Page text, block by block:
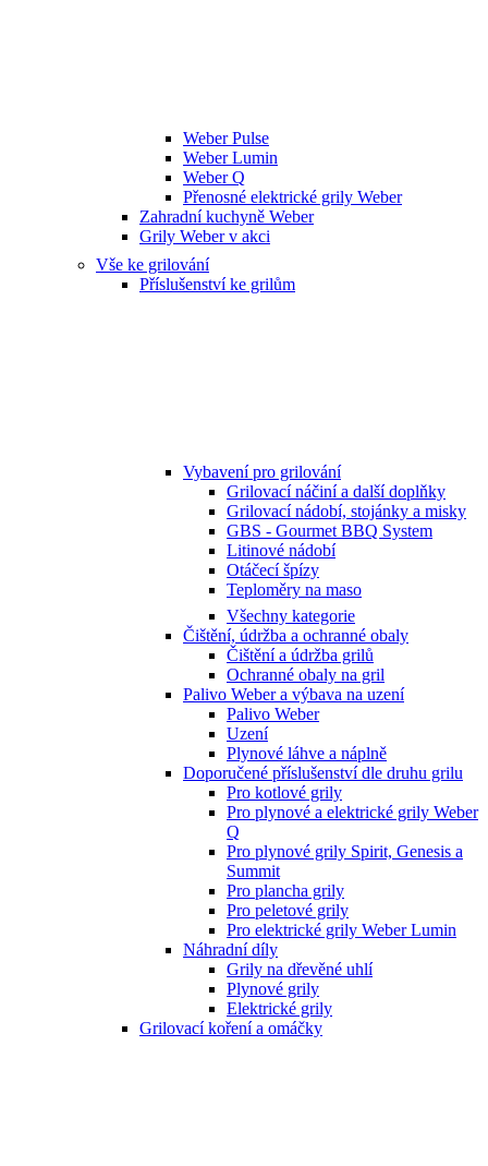
Weber Pulse
Weber Lumin
Weber Q
Přenosné elektrické grily Weber
Zahradní kuchyně Weber
Grily Weber v akci
Vše ke grilování
Příslušenství ke grilům
Vybavení pro grilování
Grilovací náčiní a další doplňky
Grilovací nádobí, stojánky a misky
GBS - Gourmet BBQ System
Litinové nádobí
Otáčecí špízy
Teploměry na maso
Všechny kategorie
Čištění, údržba a ochranné obaly
Čištění a údržba grilů
Ochranné obaly na gril
Palivo Weber a výbava na uzení
Palivo Weber
Uzení
Plynové láhve a náplně
Doporučené příslušenství dle druhu grilu
Pro kotlové grily
Pro plynové a elektrické grily Weber
Q
Pro plynové grily Spirit, Genesis a
Summit
Pro plancha grily
Pro peletové grily
Pro elektrické grily Weber Lumin
Náhradní díly
Grily na dřevěné uhlí
Plynové grily
Elektrické grily
Grilovací koření a omáčky